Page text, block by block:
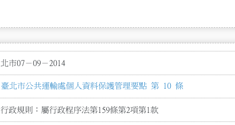
北市07－09－2014
臺北市公共運輸處個人資料保護管理要點 第 10 條
行政規則：屬行政程序法第159條第2項第1款